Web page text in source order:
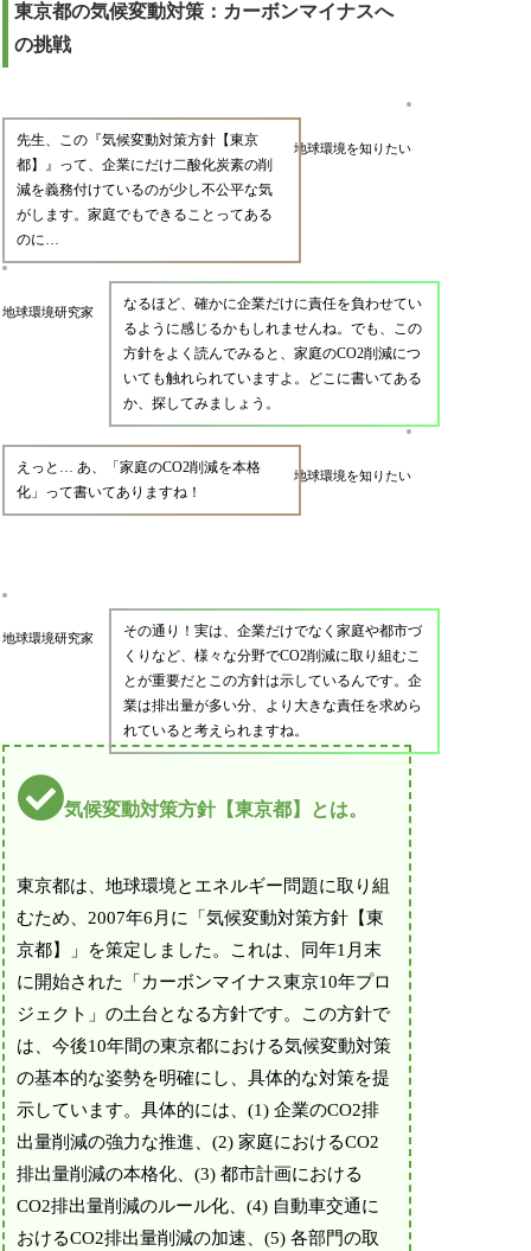
東京都の気候変動対策：カーボンマイナスへ
の挑戦
地球環境を知りたい
先生、この『気候変動対策方針【東京
都】』って、企業にだけ二酸化炭素の削
減を義務付けているのが少し不公平な気
がします。家庭でもできることってある
のに…
地球環境研究家
なるほど、確かに企業だけに責任を負わせてい
るように感じるかもしれませんね。でも、この
方針をよく読んでみると、家庭のCO2削減につ
いても触れられていますよ。どこに書いてある
か、探してみましょう。
地球環境を知りたい
えっと… あ、「家庭のCO2削減を本格
化」って書いてありますね！
地球環境研究家
その通り！実は、企業だけでなく家庭や都市づ
くりなど、様々な分野でCO2削減に取り組むこ
とが重要だとこの方針は示しているんです。企
業は排出量が多い分、より大きな責任を求めら
れていると考えられますね。
気候変動対策方針【東京都】とは。
東京都は、地球環境とエネルギー問題に取り組
むため、2007年6月に「気候変動対策方針【東
京都】」を策定しました。これは、同年1月末
に開始された「カーボンマイナス東京10年プロ
ジェクト」の土台となる方針です。この方針で
は、今後10年間の東京都における気候変動対策
の基本的な姿勢を明確にし、具体的な対策を提
示しています。具体的には、(1) 企業のCO2排
出量削減の強力な推進、(2) 家庭におけるCO2
排出量削減の本格化、(3) 都市計画における
CO2排出量削減のルール化、(4) 自動車交通に
おけるCO2排出量削減の加速、(5) 各部門の取